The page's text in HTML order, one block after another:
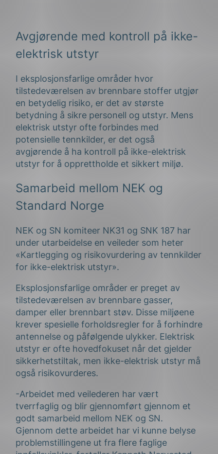
Avgjørende med kontroll på ikke-
elektrisk utstyr
I eksplosjonsfarlige områder hvor
tilstedeværelsen av brennbare stoffer utgjør
en betydelig risiko, er det av største
betydning å sikre personell og utstyr. Mens
elektrisk utstyr ofte forbindes med
potensielle tennkilder, er det også
avgjørende å ha kontroll på ikke-elektrisk
utstyr for å opprettholde et sikkert miljø.
Samarbeid mellom NEK og
Standard Norge
NEK og SN komiteer NK31 og SNK 187 har
under utarbeidelse en veileder som heter
«Kartlegging og risikovurdering av tennkilder
for ikke-elektrisk utstyr».
Eksplosjonsfarlige områder er preget av
tilstedeværelsen av brennbare gasser,
damper eller brennbart støv. Disse miljøene
krever spesielle forholdsregler for å forhindre
antennelse og påfølgende ulykker. Elektrisk
utstyr er ofte hovedfokuset når det gjelder
sikkerhetstiltak, men ikke-elektrisk utstyr må
også risikovurderes.
-Arbeidet med veilederen har vært
tverrfaglig og blir gjennomført gjennom et
godt samarbeid mellom NEK og SN.
Gjennom dette arbeidet har vi kunne belyse
problemstillingene ut fra flere faglige